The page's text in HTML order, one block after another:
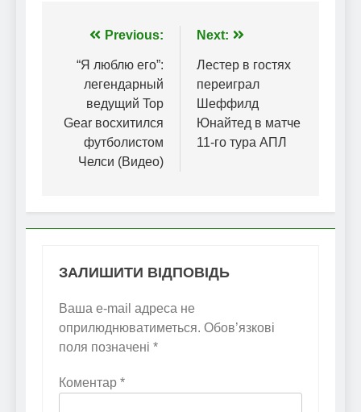
Навігація
записів
Previous:
“Я люблю его”:
легендарный
ведущий Top
Gear восхитился
футболистом
Челси (Видео)
Next:
Лестер в гостях
переиграл
Шеффилд
Юнайтед в матче
11-го тура АПЛ
ЗАЛИШИТИ ВІДПОВІДЬ
Ваша e-mail адреса не
оприлюднюватиметься. Обов’язкові
поля позначені *
Коментар *